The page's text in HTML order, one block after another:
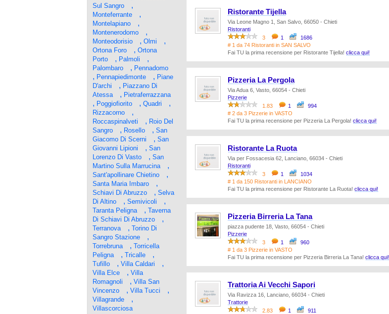
Sul Sangro
,
Monteferrante ,
Montelapiano ,
Montenerodomo ,
Monteodorisio , Olmi ,
Ortona Foro , Ortona
Porto
, Palmoli ,
Palombaro , Pennadomo
, Pennapiedimonte , Piane
D'archi
, Piazzano Di
Atessa
, Pietraferrazzana
, Poggiofiorito , Quadri ,
Rizzacorno ,
Roccaspinalveti , Roio Del
Sangro
, Rosello , San
Giacomo Di Scerni
, San
Giovanni Lipioni
, San
Lorenzo Di Vasto
, San
Martino Sulla Marrucina
,
Sant'apollinare Chietino ,
Santa Maria Imbaro ,
Schiavi Di Abruzzo , Selva
Di Altino
, Semivicoli ,
Taranta Peligna , Taverna
Di Schiavi Di Abruzzo
,
Terranova , Torino Di
Sangro Stazione
,
Torrebruna , Torricella
Peligna
, Tricalle ,
Tufillo , Villa Caldari ,
Villa Elce , Villa
Romagnoli
, Villa San
Vincenzo
, Villa Tucci ,
Villagrande ,
Villascorciosa
Ristorante Tijella
Via Leone Magno 1, San Salvo, 66050 - Chieti
Ristoranti
3
1
1686
# 1 da 74 Ristoranti in SAN SALVO
Fai TU la prima recensione per Ristorante Tijella! clicca qui!
Pizzeria La Pergola
Via Adua 6, Vasto, 66054 - Chieti
Pizzerie
1.83
1
994
# 2 da 3 Pizzerie in VASTO
Fai TU la prima recensione per Pizzeria La Pergola! clicca qui!
Ristorante La Ruota
Via per Fossacesia 62, Lanciano, 66034 - Chieti
Ristoranti
3
1
1034
# 1 da 150 Ristoranti in LANCIANO
Fai TU la prima recensione per Ristorante La Ruota! clicca qui!
Pizzeria Birreria La Tana
piazza pudente 18, Vasto, 66054 - Chieti
Pizzerie
3
1
960
# 1 da 3 Pizzerie in VASTO
Fai TU la prima recensione per Pizzeria Birreria La Tana! clicca qui!
Trattoria Ai Vecchi Sapori
Via Ravizza 16, Lanciano, 66034 - Chieti
Trattorie
2.83
1
911